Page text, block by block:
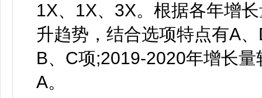
1X、1X、3X。根据各年增
升趋势，结合选项特点有A
B、C项;2019-2020年增长
A。